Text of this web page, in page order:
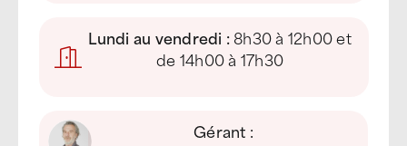
Lundi au vendredi :8h30 à 12h00 et
de 14h00 à 17h30
Gérant :